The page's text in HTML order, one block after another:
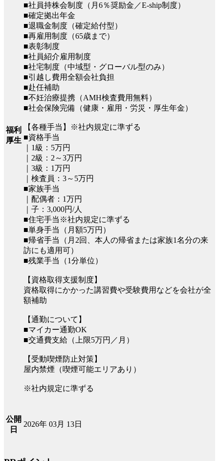
福利
厚生
■社員持株会制度（月6％奨励金／E-ship制度）
■確定拠出年金
■退職金制度（確定給付型）
■再雇用制度（65歳まで）
■表彰制度
■社員紹介雇用制度
■社宅制度（中域型・グローバル型のみ）
■引越し費用全額会社負担
■赴任補助
■不妊治療提携（AMH検査費用無料）
■社会保険完備（健康・雇用・労災・厚生年金）
【各種手当】※社内規定に準ずる
■資格手当
｜1級：5万円
｜2級：2～3万円
｜3級：1万円
｜検査員：3～5万円
■家族手当
｜配偶者：1万円
｜子：3,000円/人
■住宅手当※社内規定に準ずる
■単身手当（月額5万円）
■帰省手当（月2回、本人の帰省または家族1名分の来
訪にも適用可）
■残業手当（1分単位）
【資格取得支援制度】
資格取得にかかった講習費や受験費用などを会社が全
額補助
【通勤について】
■マイカー通勤OK
■交通費支給（上限5万円／月）
【受動喫煙防止対策】
屋内禁煙（喫煙可能エリアあり）
※社内規定に準ずる
公開
日
2026年 03月 13日